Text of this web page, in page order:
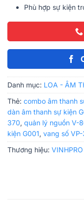
Phù hợp sự kiện
Danh mục: LOA - ÂM
Thẻ: combo âm thanh
dàn âm thanh sự kiện
370, quản lý nguồn V-
kiện G001, vang số
Thương hiệu: VINHPRO